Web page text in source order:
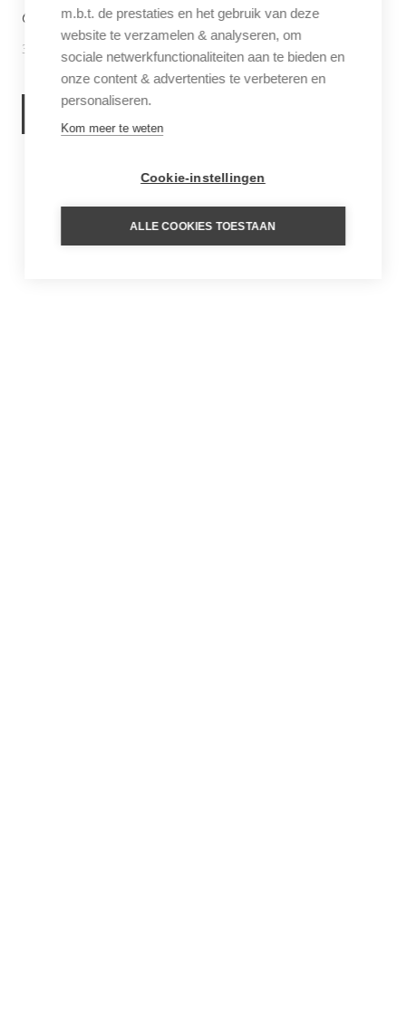
6 THINGS TO DO IN SABA
30 juni 2026 Inspiratie
LEES VERDER
m.b.t. de prestaties en het gebruik van deze
website te verzamelen & analyseren, om
sociale netwerkfunctionaliteiten aan te bieden en
onze content & advertenties te verbeteren en
personaliseren.
Kom meer te weten
Cookie-instellingen
ALLE COOKIES TOESTAAN